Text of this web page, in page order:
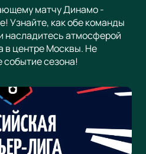
матчу Динамо -
Узнайте, как обе команды
насладитесь атмосферой
в центре Москвы. Не
событие сезона!